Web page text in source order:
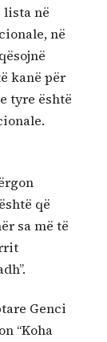
lista në
në
kanë për
tyre është
që
sa më të
Genci
“Koha